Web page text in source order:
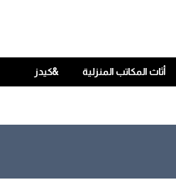
أثاث المكاتب المنزلية &كيدز